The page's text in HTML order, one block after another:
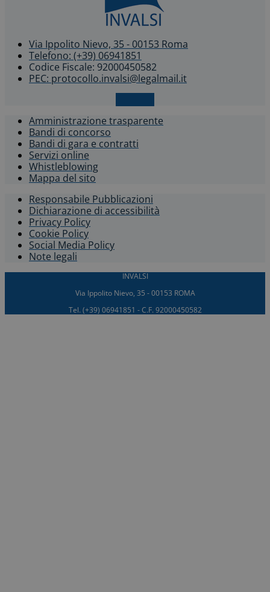
Via Ippolito Nievo, 35 - 00153 Roma
Telefono: (+39) 06941851
Codice Fiscale: 92000450582
PEC: protocollo.invalsi@legalmail.it
Amministrazione trasparente
Bandi di concorso
Bandi di gara e contratti
Servizi online
Whistleblowing​
Mappa del sito
Responsabile Pubblicazioni
Dichiarazione di accessibilità​
Privacy Policy
Cookie Policy
Social Media Policy
Note legali
INVALSI
Via Ippolito Nievo, 35 - 00153 ROMA
Tel. (+39) 06941851 - C.F. 92000450582